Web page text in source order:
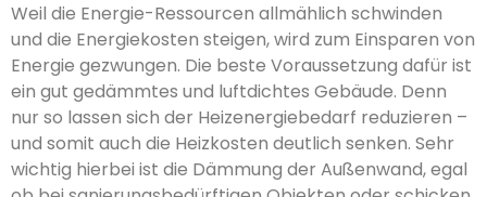
Weil die Energie-Ressourcen allmählich schwinden
und die Energiekosten steigen, wird zum Einsparen von
Energie gezwungen. Die beste Voraussetzung dafür ist
ein gut gedämmtes und luftdichtes Gebäude. Denn
nur so lassen sich der Heizenergiebedarf reduzieren –
und somit auch die Heizkosten deutlich senken. Sehr
wichtig hierbei ist die Dämmung der Außenwand, egal